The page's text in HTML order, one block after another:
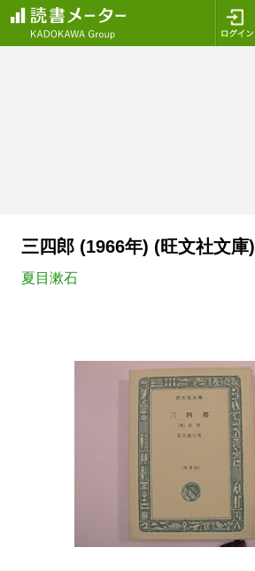
三四郎 (1966年) (旺文社文庫)
夏目漱石